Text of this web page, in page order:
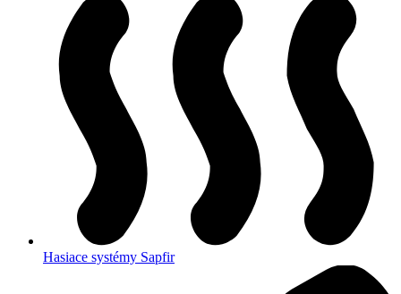
Hasiace systémy Sapfir